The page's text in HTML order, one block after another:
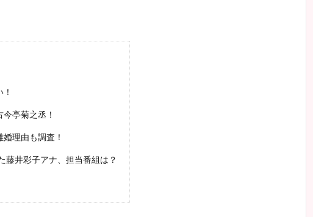
亭菊之丞！
理由も調査！
藤井彩子アナ、担当番組は？